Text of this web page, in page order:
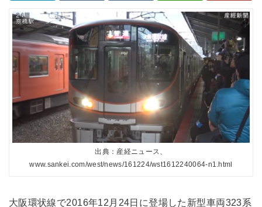
出典：産経ニュース、
www.sankei.com/west/news/161224/wst1612240064-n1.html
大阪環状線で2016年12月24日に登場した新型車両323系